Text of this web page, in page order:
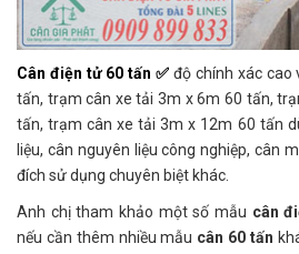
Cân điện tử 60 tấn ✅ độ chính xác cao
tấn, trạm cân xe tải 3m x 6m 60 tấn,
tấn, trạm cân xe tải 3m x 12m 60 tấn
liệu, cân nguyên liệu công nghiệp, cân
đích sử dụng chuyên biệt khác.
Anh chị tham khảo một số mẫu cân
nếu cần thêm nhiều mẫu cân 60 tấn